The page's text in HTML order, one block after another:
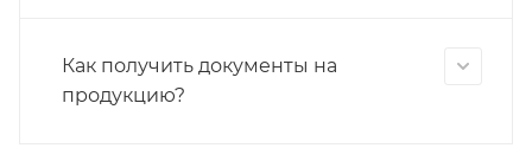
Как получить документы на
продукцию?